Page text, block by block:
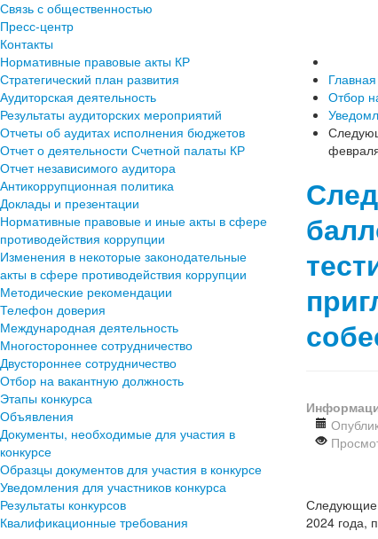
Связь с общественностью
Пресс-центр
Контакты
Нормативные правовые акты КР
Стратегический план развития
Аудиторская деятельность
Результаты аудиторских мероприятий
Отчеты об аудитах исполнения бюджетов
Отчет о деятельности Счетной палаты КР
Отчет независимого аудитора
Антикоррупционная политика
Доклады и презентации
Нормативные правовые и иные акты в сфере
противодействия коррупции
Изменения в некоторые законодательные
акты в сфере противодействия коррупции
Методические рекомендации
Телефон доверия
Международная деятельность
Многостороннее сотрудничество
Двустороннее сотрудничество
Отбор на вакантную должность
Этапы конкурса
Объявления
Документы, необходимые для участия в
конкурсе
Образцы документов для участия в конкурсе
Уведомления для участников конкурса
Результаты конкурсов
Квалификационные требования
Главная
Отбор
Следующие
2024 года,